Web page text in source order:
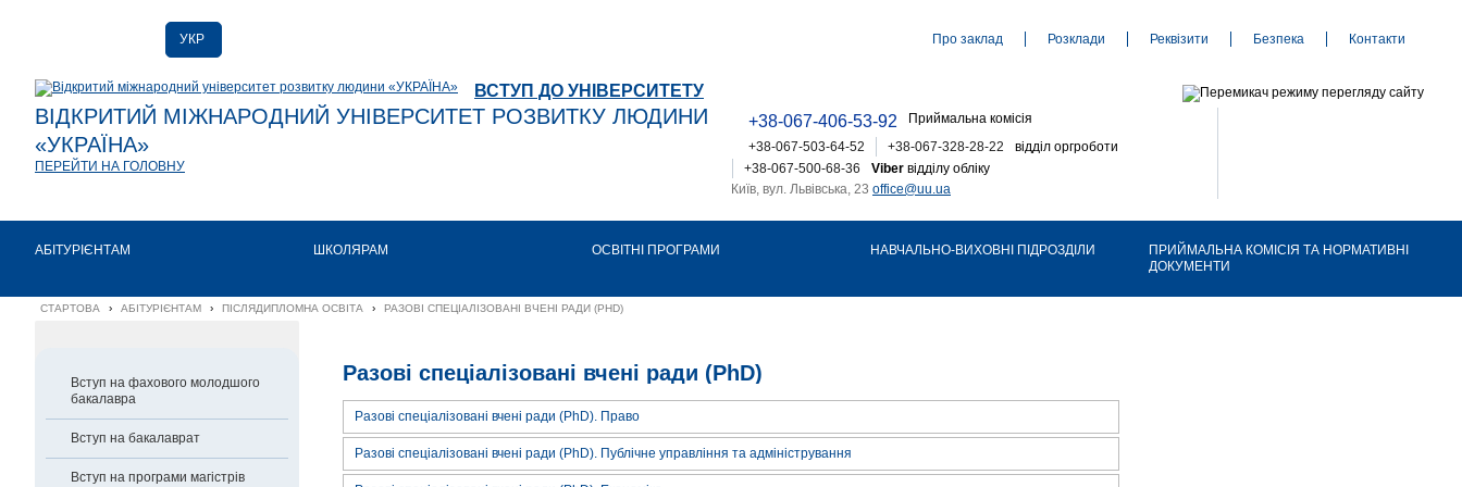
УКР
ENG
Про заклад Розклади Реквізити Безпека Контакти
ВСТУП ДО УНІВЕРСИТЕТУ
ВІДКРИТИЙ МІЖНАРОДНИЙ УНІВЕРСИТЕТ РОЗВИТКУ ЛЮДИНИ
«УКРАЇНА»
ПЕРЕЙТИ НА ГОЛОВНУ
+38-067-406-53-92
Приймальна комісія
відділ оргроботи
+38-067-503-64-52
+38-067-328-28-22
Viber відділу обліку
+38-067-500-68-36
Київ, вул. Львівська, 23 office@uu.ua
АБІТУРІЄНТАМ ШКОЛЯРАМ ОСВІТНІ ПРОГРАМИ НАВЧАЛЬНО-ВИХОВНІ ПІДРОЗДІЛИ
ПРИЙМАЛЬНА КОМІСІЯ ТА НОРМАТИВНІ
ДОКУМЕНТИ
СТАРТОВА › АБІТУРІЄНТАМ › ПІСЛЯДИПЛОМНА ОСВІТА › РАЗОВІ СПЕЦІАЛІЗОВАНІ ВЧЕНІ РАДИ (PHD)
Вступ на фахового молодшого
бакалавра
Вступ на бакалаврат
Вступ на програми магістрів
Разові спеціалізовані вчені ради (PhD)
Разові спеціалізовані вчені ради (PhD). Право
Разові спеціалізовані вчені ради (PhD). Публічне управління та адміністрування